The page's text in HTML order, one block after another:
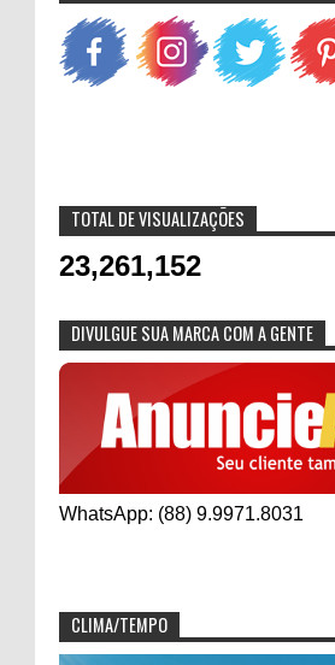
TOTAL DE VISUALIZAÇÕES
23,261,152
DIVULGUE SUA MARCA COM A GENTE
WhatsApp: (88) 9.9971.8031
CLIMA/TEMPO